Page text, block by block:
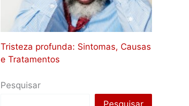
Tristeza profunda: Sintomas, Causas
e Tratamentos
Pesquisar